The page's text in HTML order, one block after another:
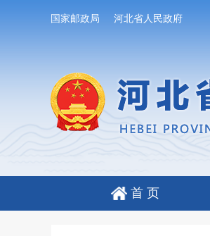
国家邮政局 河北省人民政府
首 页